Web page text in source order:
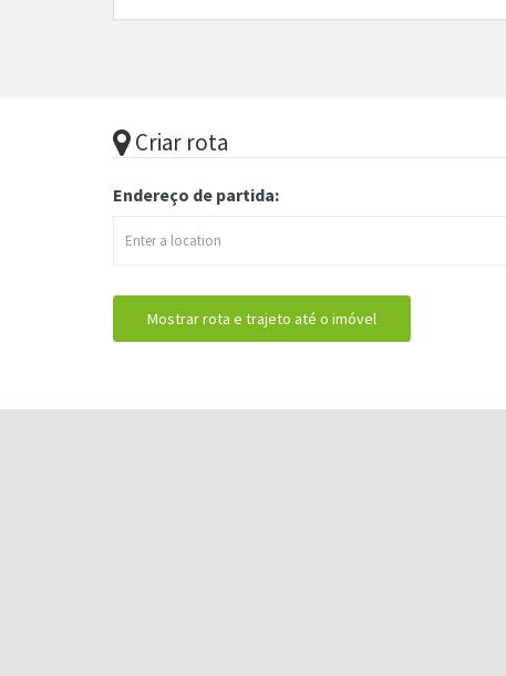
Criar rota
Endereço de partida: